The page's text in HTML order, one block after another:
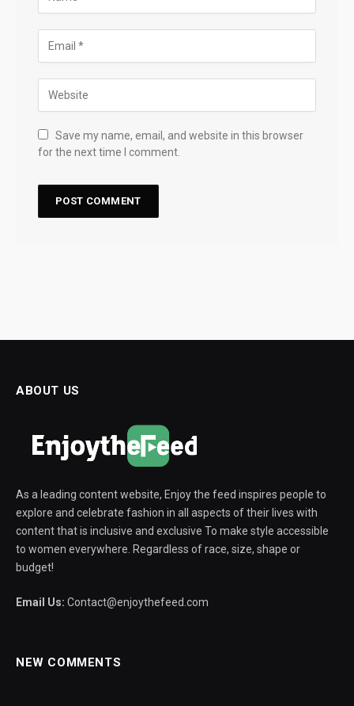
Save my name, email, and website in this browser
for the next time I comment.
ABOUT US
As a leading content website, Enjoy the feed inspires people to
explore and celebrate fashion in all aspects of their lives with
content that is inclusive and exclusive To make style accessible
to women everywhere. Regardless of race, size, shape or
budget!
Email Us: Contact@enjoythefeed.com
NEW COMMENTS